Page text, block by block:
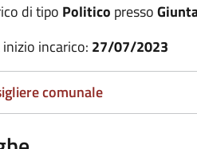
di tipo Politico presso
incarico: 27/07/2023
comunale